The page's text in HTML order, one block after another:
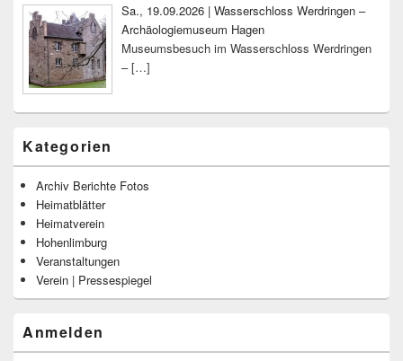
Sa., 19.09.2026 | Wasserschloss Werdringen –
Archäologiemuseum Hagen
Museumsbesuch im Wasserschloss Werdringen
–[…]
Kategorien
Archiv Berichte Fotos
Heimatblätter
Heimatverein
Hohenlimburg
Veranstaltungen
Verein | Pressespiegel
Anmelden